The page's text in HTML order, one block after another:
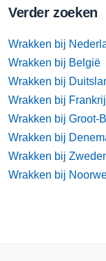
Verder zoeken
Wrakken bij
Wrakken bij België
Wrakken bij
Wrakken bij
Wrakken bij Groot-
Wrakken bij
Wrakken bij
Wrakken bij